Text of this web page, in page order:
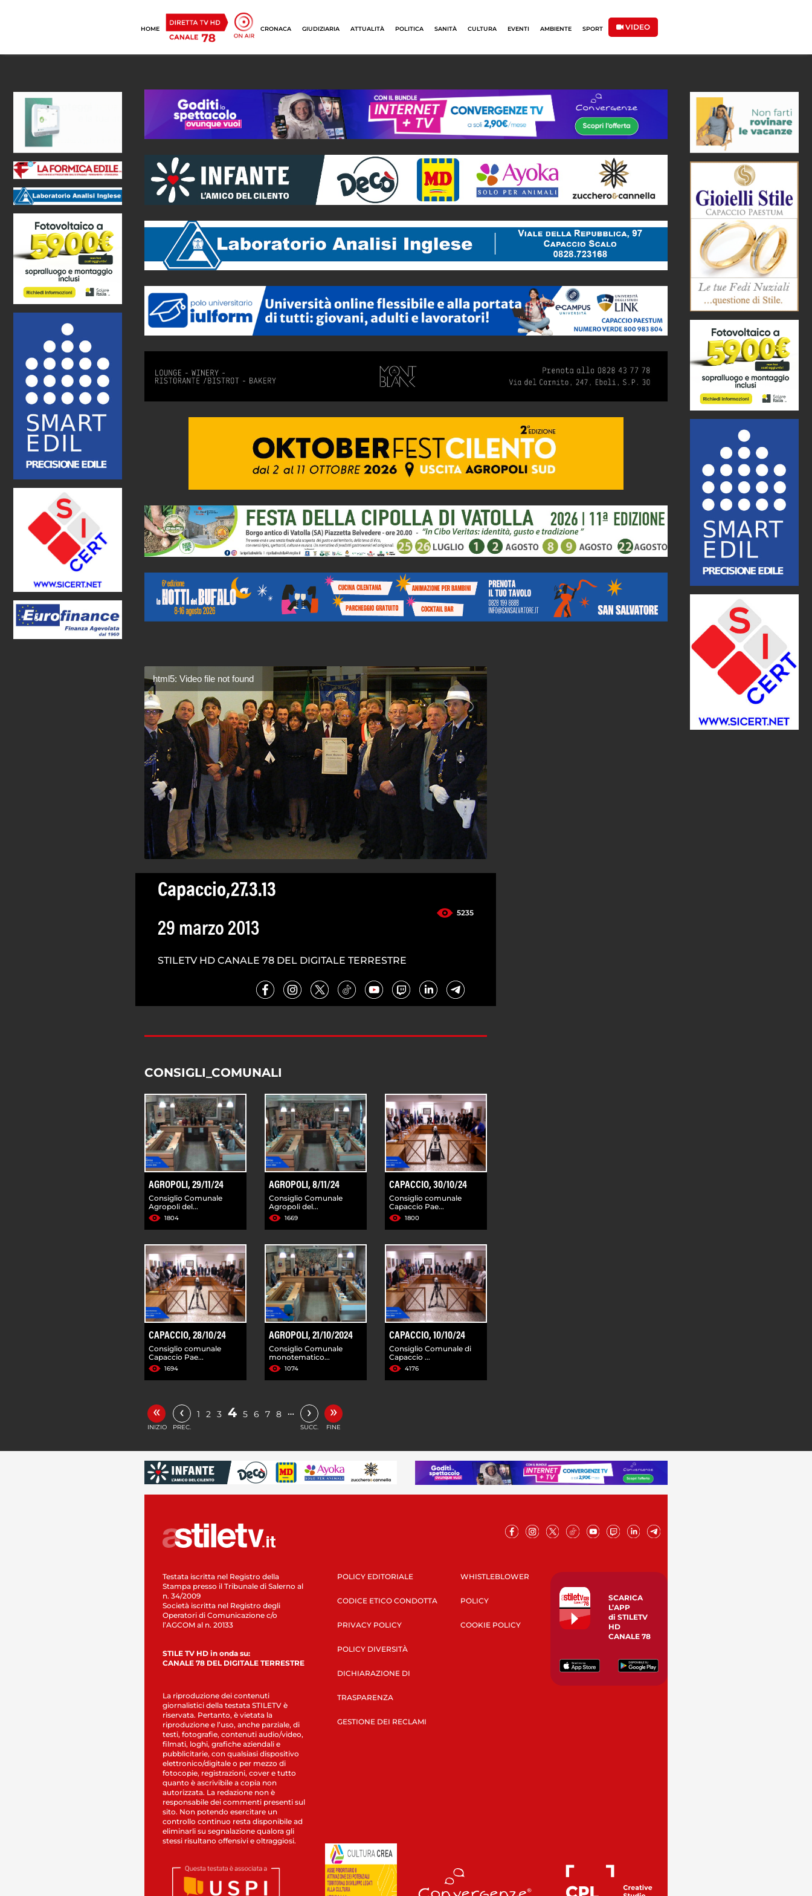
HOME CRONACA GIUDIZIARIA ATTUALITÀ POLITICA SANITÀ CULTURA EVENTI AMBIENTE SPORT VIDEO
html5: Video file not found
Capaccio,27.3.13
5235
29 marzo 2013
STILETV HD CANALE 78 DEL DIGITALE TERRESTRE
CONSIGLI_COMUNALI
AGROPOLI, 29/11/24
Consiglio Comunale
Agropoli del...
1804
AGROPOLI, 8/11/24
Consiglio Comunale
Agropoli del...
1669
CAPACCIO, 30/10/24
Consiglio comunale
Capaccio Pae...
1800
CAPACCIO, 28/10/24
Consiglio comunale
Capaccio Pae...
1694
AGROPOLI, 21/10/2024
Consiglio Comunale
monotematico...
1074
CAPACCIO, 10/10/24
Consiglio Comunale di
Capaccio ...
4176
«
INIZIO
‹
PREC.
1 2 3 4 5 6 7 8 … ›
SUCC.
»
FINE
Testata iscritta nel Registro della
Stampa presso il Tribunale di Salerno al
n. 34/2009
Società iscritta nel Registro degli
Operatori di Comunicazione c/o
l’AGCOM al n. 20133
STILE TV HD in onda su:
CANALE 78 DEL DIGITALE TERRESTRE
La riproduzione dei contenuti
giornalistici della testata STILETV è
riservata. Pertanto, è vietata la
riproduzione e l’uso, anche parziale, di
testi, fotografie, contenuti audio/video,
filmati, loghi, grafiche aziendali e
pubblicitarie, con qualsiasi dispositivo
elettronico/digitale o per mezzo di
fotocopie, registrazioni, cover e tutto
quanto è ascrivibile a copia non
autorizzata. La redazione non è
responsabile dei commenti presenti sul
sito. Non potendo esercitare un
controllo continuo resta disponibile ad
eliminarli su segnalazione qualora gli
stessi risultano offensivi e oltraggiosi.
POLICY EDITORIALE
CODICE ETICO CONDOTTA
PRIVACY POLICY
POLICY DIVERSITÀ
DICHIARAZIONE DI
TRASPARENZA
GESTIONE DEI RECLAMI
WHISTLEBLOWER
POLICY
COOKIE POLICY
SCARICA
L’APP
di STILETV
HD
CANALE 78